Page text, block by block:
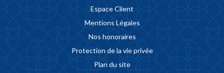
Espace Client
Mentions Légales
Nos honoraires
Protection de la vie privée
Plan du site